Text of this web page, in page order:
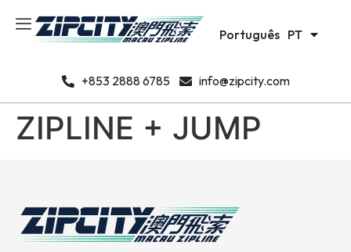
Português PT
한국어 KO
+853 2888 6785 info@zipcity.com
ZIPLINE + JUMP